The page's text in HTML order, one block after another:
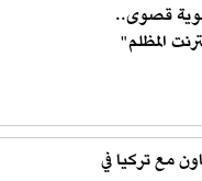
قصوى..
المظلم"
مع تركيا في